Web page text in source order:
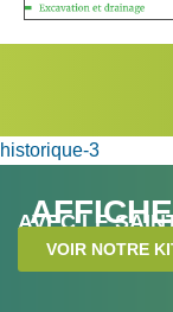
historique-3
AVEC LE
VOIR NOTRE